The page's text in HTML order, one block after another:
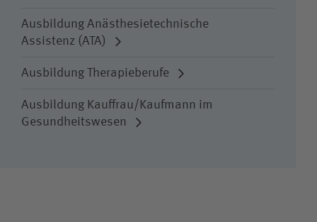
Ausbildung Anästhesietechnische
Assistenz (ATA)
Ausbildung Therapieberufe
Ausbildung Kauffrau/Kaufmann im
Gesundheitswesen